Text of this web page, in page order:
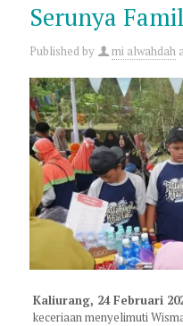
Serunya
Published by mi alwahdah
Kaliurang, 24 Februari
keceriaan menyelimuti